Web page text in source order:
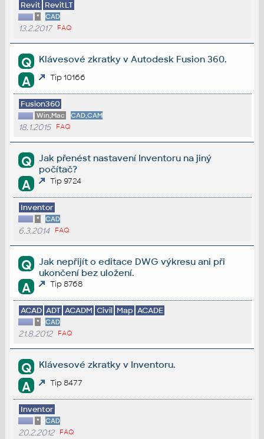
Revit RevitLT
* CAD
13.2.2017 FAQ
Q Klávesové zkratky v Autodesk Fusion 360.
A Tip 10166
Fusion360
Win,Mac CAD,CAM
18.1.2015 FAQ
Q
Jak přenést nastavení Inventoru na jiný
počítač?
A Tip 9724
Inventor
* CAD
6.3.2014 FAQ
Q
Jak nepřijít o editace DWG výkresu ani při
ukončení bez uložení.
A Tip 8768
ACAD ADT ACADM Civil Map ACADE
* CAD
21.8.2012 FAQ
Q Klávesové zkratky v Inventoru.
A Tip 8477
Inventor
* CAD
20.2.2012 FAQ